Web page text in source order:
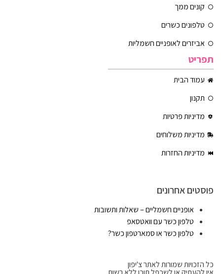
קונים ממך
טלפונים כשרים
אביזרים לאופניים חשמליות
תפריט
עמוד הבית
תקנון
מדיניות פרטיות
מדיניות משלוחים
מדיניות החזרות
פוסטים אחרונים
אופניים חשמליים – שאלות ותשובות
טלפון כשר עם וואטסאפ
טלפון כשר או סמארטפון כשר?
כל הזכויות שמורות לאתר צ'יפון